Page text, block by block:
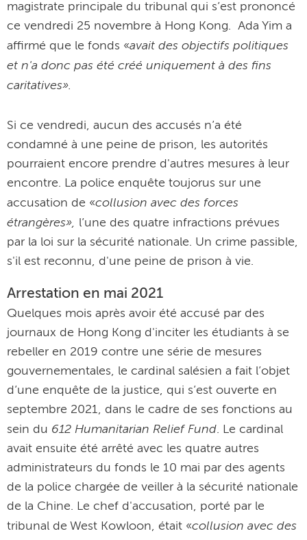
magistrate principale du tribunal qui s’est prononcé
ce vendredi 25 novembre à Hong Kong. Ada Yim a
affirmé que le fonds «avait des objectifs politiques
et n'a donc pas été créé uniquement à des fins
caritatives».
Si ce vendredi, aucun des accusés n’a été
condamné à une peine de prison, les autorités
pourraient encore prendre d'autres mesures à leur
encontre. La police enquête toujorus sur une
accusation de «collusion avec des forces
étrangères», l’une des quatre infractions prévues
par la loi sur la sécurité nationale. Un crime passible,
s'il est reconnu, d'une peine de prison à vie.
Arrestation en mai 2021
Quelques mois après avoir été accusé par des
journaux de Hong Kong d'inciter les étudiants à se
rebeller en 2019 contre une série de mesures
gouvernementales, le cardinal salésien a fait l’objet
d’une enquête de la justice, qui s’est ouverte en
septembre 2021, dans le cadre de ses fonctions au
sein du 612 Humanitarian Relief Fund. Le cardinal
avait ensuite été arrêté avec les quatre autres
administrateurs du fonds le 10 mai par des agents
de la police chargée de veiller à la sécurité nationale
de la Chine. Le chef d'accusation, porté par le
tribunal de West Kowloon, était «collusion avec des